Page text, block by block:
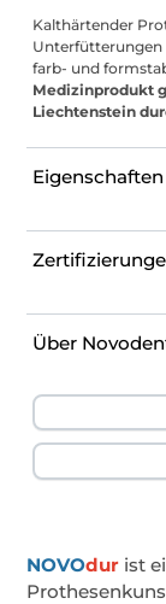
Kalthärtender
Unterfütterungen
farb- und
Medizinprodukt
Liechtenstein
Eigenschaften
Über
NOVOdurist